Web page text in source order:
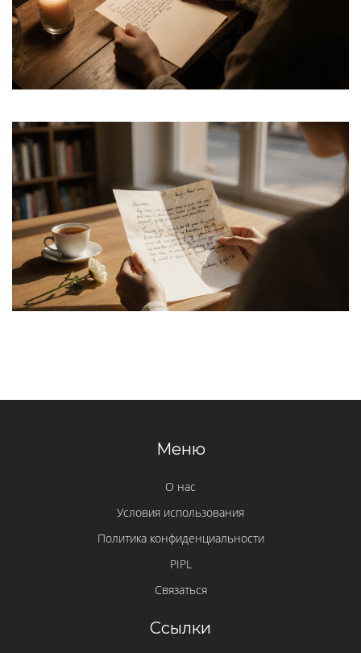
Меню
О нас
Условия использования
Политика конфиденциальности
PIPL
Связаться
Ссылки